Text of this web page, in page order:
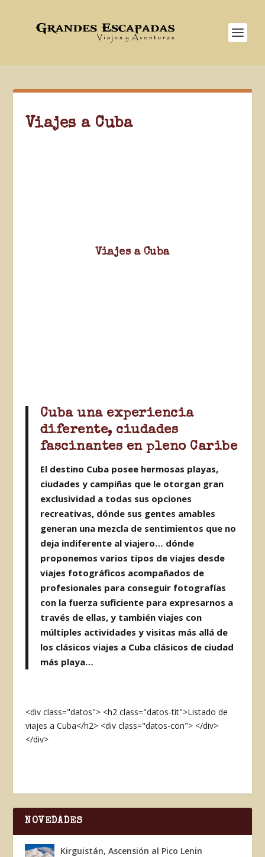
Viajes a Cuba
Viajes a Cuba
Cuba una experiencia
diferente, ciudades
fascinantes en pleno Caribe
El destino Cuba posee hermosas playas,
ciudades y campiñas que le otorgan gran
exclusividad a todas sus opciones
recreativas, dónde sus gentes amables
generan una mezcla de sentimientos que no
deja indiferente al viajero… dónde
proponemos varios tipos de viajes desde
viajes fotográficos acompañados de
profesionales para conseguir fotografías
con la fuerza suficiente para expresarnos a
través de ellas, y también viajes con
múltiples actividades y visitas más allá de
los clásicos viajes a Cuba clásicos de ciudad
más playa…
<div class="datos"> <h2 class="datos-tit">Listado de
viajes a Cuba</h2> <div class="datos-con"> </div>
</div>
NOVEDADES
Kirguistán, Ascensión al Pico Lenin